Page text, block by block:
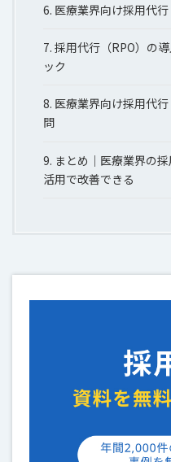
6. 医療業界向け採用代
7. 採用代行（RPO）の
ック
8. 医療業界向け採用代
問
9. まとめ｜医療業界の
活用で改善できる